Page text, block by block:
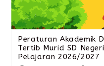
Peraturan Akademik
Tertib Murid SD
Pelajaran 2026/2027